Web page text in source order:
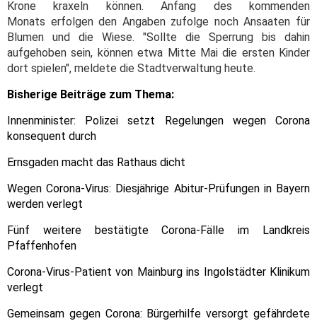
Krone kraxeln können. Anfang des kommenden
Monats erfolgen den Angaben zufolge noch Ansaaten für
Blumen und die Wiese. "Sollte die Sperrung bis dahin
aufgehoben sein, können etwa Mitte Mai die ersten Kinder
dort spielen", meldete die Stadtverwaltung heute.
Bisherige Beiträge zum Thema:
Innenminister: Polizei setzt Regelungen wegen Corona
konsequent durch
Ernsgaden macht das Rathaus dicht
Wegen Corona-Virus: Diesjährige Abitur-Prüfungen in Bayern
werden verlegt
Fünf weitere bestätigte Corona-Fälle im Landkreis
Pfaffenhofen
Corona-Virus-Patient von Mainburg ins Ingolstädter Klinikum
verlegt
Gemeinsam gegen Corona: Bürgerhilfe versorgt gefährdete